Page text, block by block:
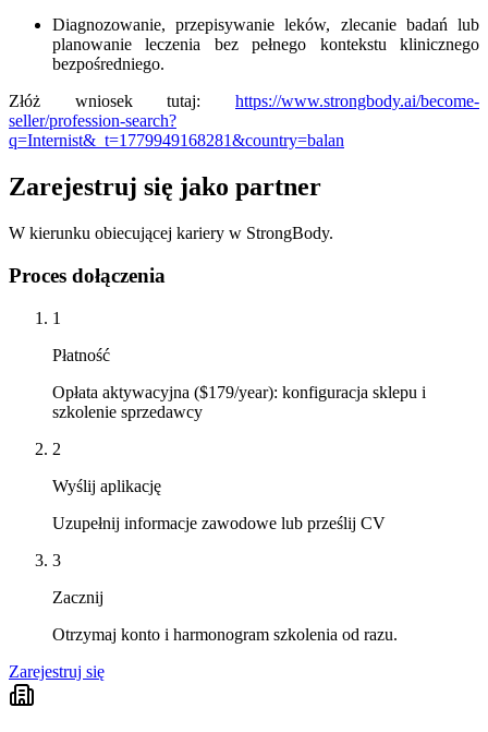
Diagnozowanie, przepisywanie leków, zlecanie badań lub
planowanie leczenia bez pełnego kontekstu klinicznego
bezpośredniego.
Złóż wniosek tutaj: https://www.strongbody.ai/become-
seller/profession-search?
q=Internist&_t=1779949168281&country=balan
Zarejestruj się jako partner
W kierunku obiecującej kariery w StrongBody.
Proces dołączenia
1
Płatność
Opłata aktywacyjna ($179/year): konfiguracja sklepu i
szkolenie sprzedawcy
2
Wyślij aplikację
Uzupełnij informacje zawodowe lub prześlij CV
3
Zacznij
Otrzymaj konto i harmonogram szkolenia od razu.
Zarejestruj się